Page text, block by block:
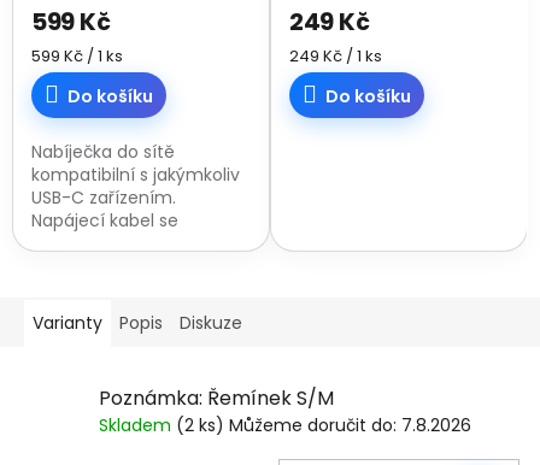
599 Kč
Měrná
cena:
599 Kč / 1 ks
Do košíku
Nabíječka do sítě
kompatibilní s jakýmkoliv
USB-C zařízením.
Napájecí kabel se
249 Kč
Měrná
cena:
249 Kč / 1 ks
Do košíku
Varianty Popis Diskuze
Poznámka: Řemínek S/M
Skladem (2 ks) Můžeme doručit do: 7.8.2026